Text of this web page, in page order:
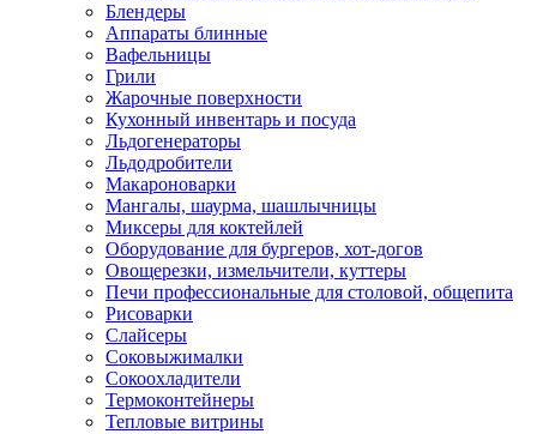
Блендеры
Аппараты блинные
Вафельницы
Грили
Жарочные поверхности
Кухонный инвентарь и посуда
Льдогенераторы
Льдодробители
Макароноварки
Мангалы, шаурма, шашлычницы
Миксеры для коктейлей
Оборудование для бургеров, хот-догов
Овощерезки, измельчители, куттеры
Печи профессиональные для столовой, общепита
Рисоварки
Слайсеры
Соковыжималки
Сокоохладители
Термоконтейнеры
Тепловые витрины